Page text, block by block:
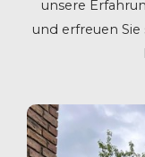
unsere
und erfreuen